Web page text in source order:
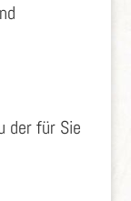
der für Sie